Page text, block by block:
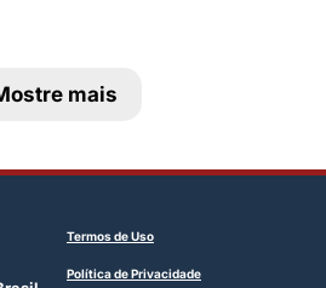
mais
Termos de Uso
Política de Privacidade